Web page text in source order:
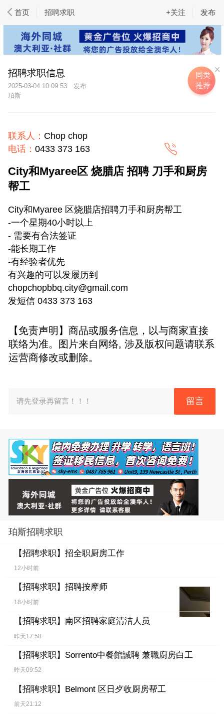
首页 招聘求职 发布
+关注
招聘求职信息
2025-03-04 10:09:53
珀斯
联系人： Chop chop
电话： 0433 373 163
City和Myaree区 烧腊店 招聘 刀手和厨房
帮工
City和Myaree 区烧腊店招聘刀手和厨房帮工
-一个星期40小时以上
- 需要有合法签证
-能长期工作
-有经验者优先
有兴趣的可以发履历到
chopchopbbq.city@gmail.com
发短信 0433 373 163
【免责声明】商品或服务信息，以与商家直接
联络为准。图片来自网络, 涉及版权问题请联系
运营商修改或删除。
请先登录再留言！！！ 留言
珀斯招聘求职
【招聘求职】 招全职厨房工作
12小时前
【招聘求职】 招聘按摩师
18小时前
【招聘求职】 南区招聘家庭清洁人员
昨天17:58
【招聘求职】 Sorrento中餐館誠聘 兼職廚房白工
昨天09:52
【招聘求职】 Belmont 区日歺收厨房帮工
前天21:12
同类
推荐